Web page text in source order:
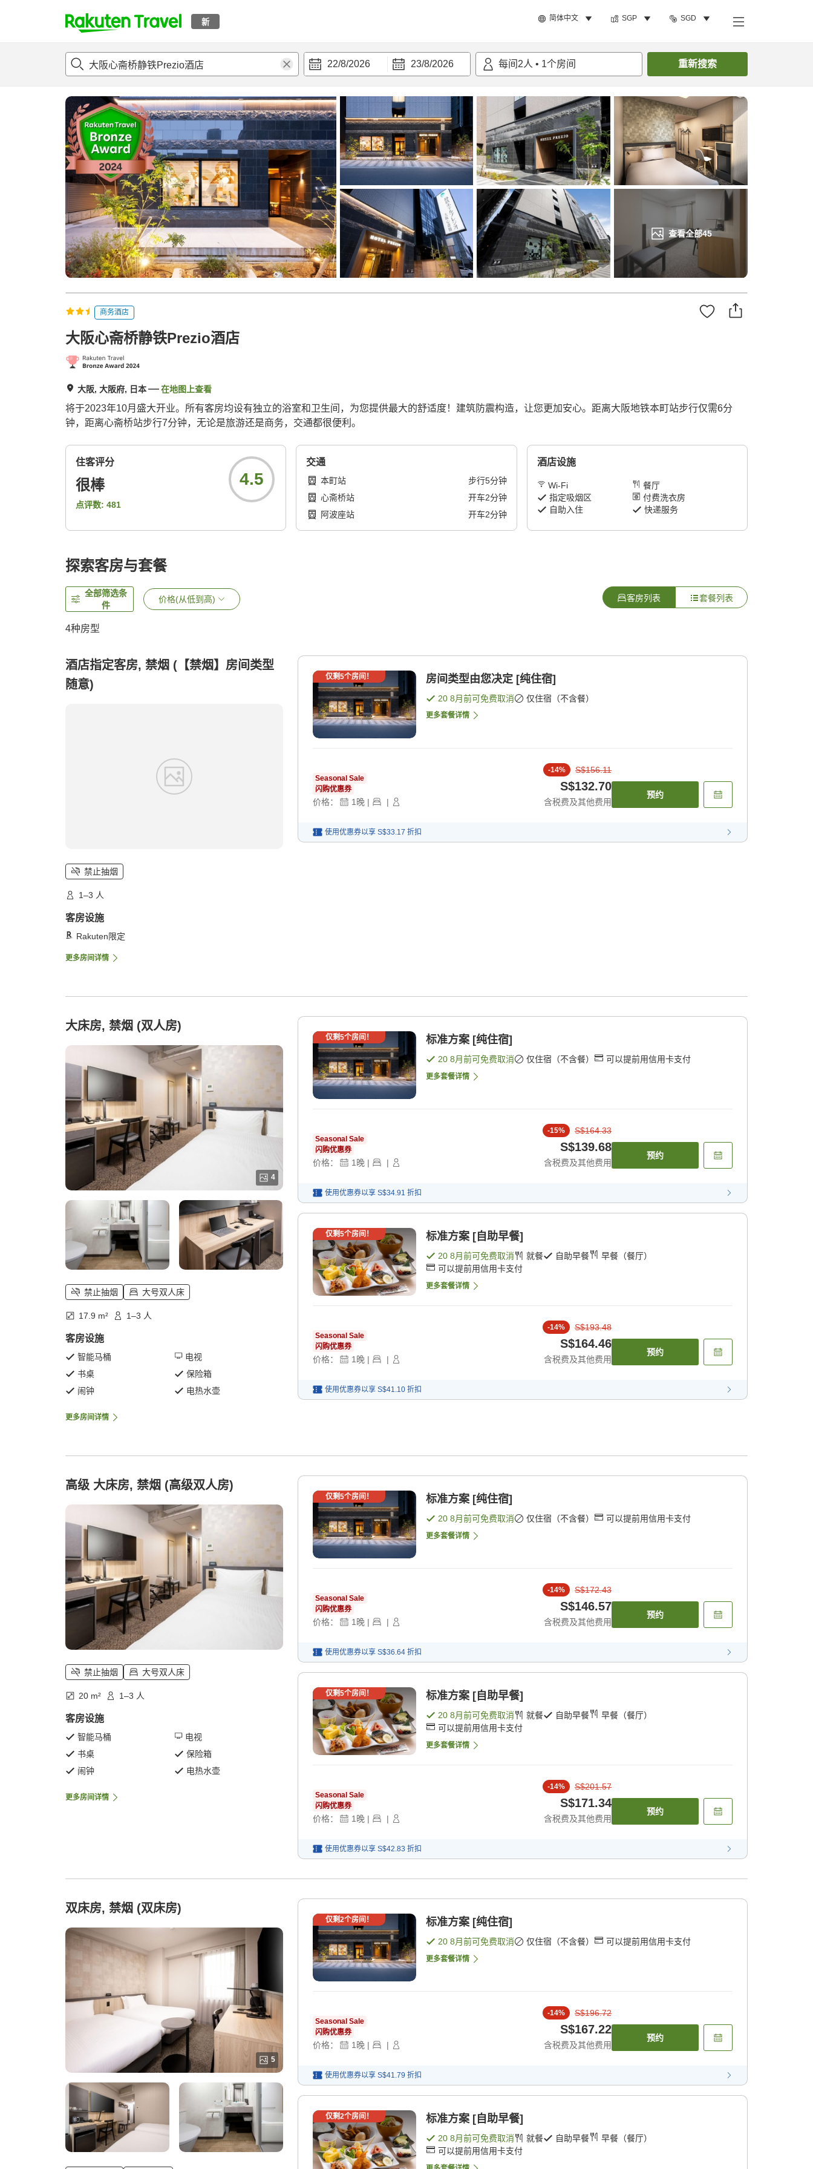
新 简体中文 SGP SGD
t
p
a
e
_
s
e
a
r
22/8/2026 23/8/2026 每间 2人 • 1个房间 重新搜索
查看全部45
概况 客房及住宿套餐评论亮点 设施 搜索客房
商务酒店
大阪心斋桥静铁Prezio酒店
大阪, 大阪府, 日本 在地图上查看
将于2023年10月盛大开业。所有客房均设有独立的浴室和卫生间，为您提供最大的舒适度！建筑防震构造，让您更加安心。距离大阪地铁本町站步行仅需6分
钟，距离心斋桥站步行7分钟，无论是旅游还是商务，交通都很便利。
住客评分
很棒
点评数: 481
4.5
交通
本町站 步行5分钟
心斋桥站
开车2分钟
阿波座站
开车2分钟
酒店设施
Wi-Fi
餐厅
指定吸烟区
付费洗衣房
自助入住
快递服务
探索客房与套餐
全部筛选条
件
价格(从低到高) 客房列表 套餐列表
4种房型
酒店指定客房, 禁烟 (【禁烟】房间类型
随意)
禁止抽烟
1–3 人
客房设施
Rakuten限定
更多房间详情
仅剩5个房间！ 房间类型由您决定 [纯住宿]
20 8月前可免费取消 仅住宿（不含餐）
更多套餐详情
Seasonal Sale
闪购优惠券
价格： 1晚 | |
-14% S$156.11
S$132.70
含税费及其他费用
预约
使用优惠券以享 S$33.17 折扣
大床房, 禁烟 (双人房)
4
禁止抽烟 大号双人床
17.9 m² 1–3 人
客房设施
智能马桶
电视
书桌
保险箱
闹钟
电热水壶
更多房间详情
仅剩5个房间！ 标准方案 [纯住宿]
20 8月前可免费取消 仅住宿（不含餐） 可以提前用信用卡支付
更多套餐详情
Seasonal Sale
闪购优惠券
价格： 1晚 | |
-15% S$164.33
S$139.68
含税费及其他费用
预约
使用优惠券以享 S$34.91 折扣
仅剩5个房间！ 标准方案 [自助早餐]
20 8月前可免费取消 就餐 自助早餐
早餐（餐厅）
可以提前用信用卡支付
更多套餐详情
Seasonal Sale
闪购优惠券
价格： 1晚 | |
-14% S$193.48
S$164.46
含税费及其他费用
预约
使用优惠券以享 S$41.10 折扣
高级 大床房, 禁烟 (高级双人房)
禁止抽烟 大号双人床
20 m² 1–3 人
客房设施
智能马桶
电视
书桌
保险箱
闹钟
电热水壶
更多房间详情
仅剩5个房间！ 标准方案 [纯住宿]
20 8月前可免费取消 仅住宿（不含餐） 可以提前用信用卡支付
更多套餐详情
Seasonal Sale
闪购优惠券
价格： 1晚 | |
-14% S$172.43
S$146.57
含税费及其他费用
预约
使用优惠券以享 S$36.64 折扣
仅剩5个房间！ 标准方案 [自助早餐]
20 8月前可免费取消 就餐 自助早餐
早餐（餐厅）
可以提前用信用卡支付
更多套餐详情
Seasonal Sale
闪购优惠券
价格： 1晚 | |
-14% S$201.57
S$171.34
含税费及其他费用
预约
使用优惠券以享 S$42.83 折扣
双床房, 禁烟 (双床房)
5
仅剩2个房间！ 标准方案 [纯住宿]
20 8月前可免费取消 仅住宿（不含餐） 可以提前用信用卡支付
更多套餐详情
Seasonal Sale
闪购优惠券
价格： 1晚 | |
-14% S$196.72
S$167.22
含税费及其他费用
预约
使用优惠券以享 S$41.79 折扣
仅剩2个房间！ 标准方案 [自助早餐]
20 8月前可免费取消 就餐 自助早餐
早餐（餐厅）
可以提前用信用卡支付